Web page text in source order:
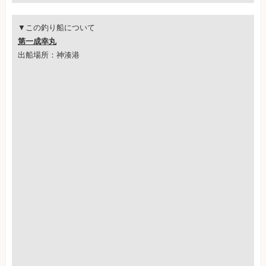
▼この釣り船について
第一成幸丸
出船場所：神湊港